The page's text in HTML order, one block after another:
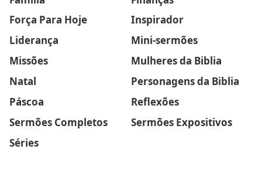
Força Para Hoje
Inspirador
Liderança
Mini-sermões
Missões
Mulheres da Biblia
Natal
Personagens da Biblia
Páscoa
Reflexões
Sermões Completos
Sermões Expositivos
Séries